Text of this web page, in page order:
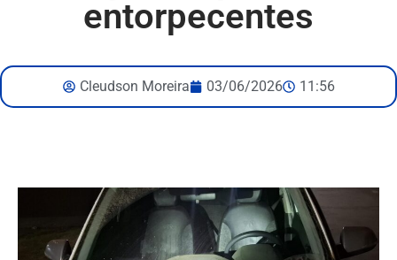
entorpecentes
Cleudson Moreira 03/06/2026 11:56